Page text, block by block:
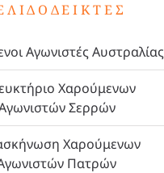
Αγωνιστές Αυστραλίας
Χαρούμενων
Σερρών
Χαρούμενων
Πατρών